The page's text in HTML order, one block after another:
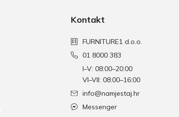
Kontakt
FURNITURE1 d.o.o.
01 8000 383
I–V: 08:00–20:00
VI–VII: 08:00–16:00
info@namjestaj.hr
Messenger